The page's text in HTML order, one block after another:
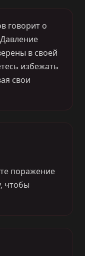
говорит о
в своей
избежать
свои
поражение
чтобы